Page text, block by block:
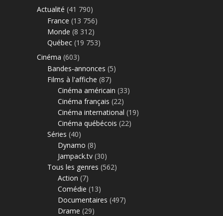
Actualité (41 790)
France (13 756)
Monde (8 312)
Québec (19 753)
Cinéma (603)
Bandes-annonces (5)
Films à l'affiche (87)
Cinéma américain (33)
Cinéma français (22)
Cinéma international (19)
Cinéma québécois (22)
Séries (40)
Dynamo (8)
Jampack.tv (30)
Tous les genres (562)
Action (7)
Comédie (13)
Documentaires (497)
Drame (29)